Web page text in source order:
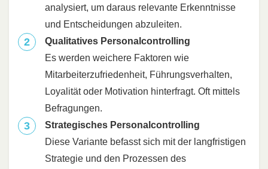
analysiert, um daraus relevante Erkenntnisse
und Entscheidungen abzuleiten.
Qualitatives Personalcontrolling
Es werden weichere Faktoren wie
Mitarbeiterzufriedenheit, Führungsverhalten,
Loyalität oder Motivation hinterfragt. Oft mittels
Befragungen.
Strategisches Personalcontrolling
Diese Variante befasst sich mit der langfristigen
Strategie und den Prozessen des